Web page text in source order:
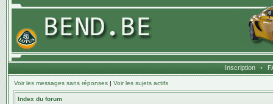
Inscription •
Voir les messages sans réponses | Voir les sujets actifs
Index du forum